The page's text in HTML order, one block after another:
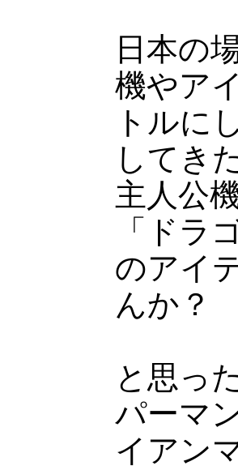
日本の
機やア
トルに
してき
主人公
「ドラ
のアイ
んか？
と思っ
パーマ
イアン